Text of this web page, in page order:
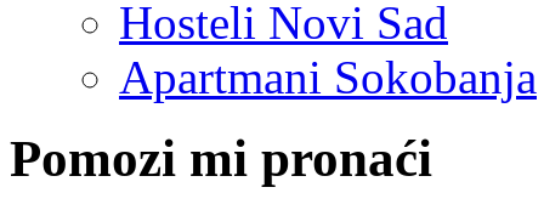
Hosteli Novi Sad
Apartmani Sokobanja
Pomozi mi pronaći